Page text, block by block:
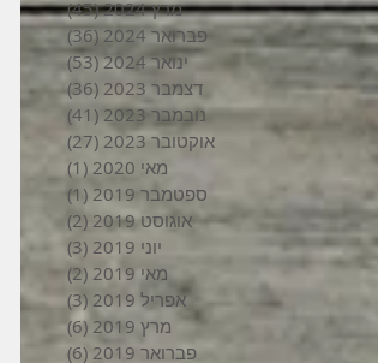
מרץ 2024
(45)
45 פוסטים
פברואר 2024
(36)
36 פוסטים
ינואר 2024
(53)
דצמבר 2023
(36)
36 פוסטים
נובמבר 2023
(41)
אוקטובר 2023
(27)
מאי 2020
(1)
ספטמבר 2019
(1)
אוגוסט 2019
(2)
יוני 2019
(3)
מאי 2019
(2)
2 פוסטים
אפריל 2019
(3)
מרץ 2019
(6)
6 פוסטים
פברואר 2019
(6)